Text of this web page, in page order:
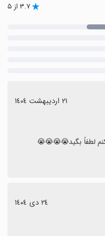
۳.۷ از ۵
٢١ اردیبهشت ١٤٠٤
لطفاً بگید😭😭😭😭
٢٤ دی ١٤٠٤